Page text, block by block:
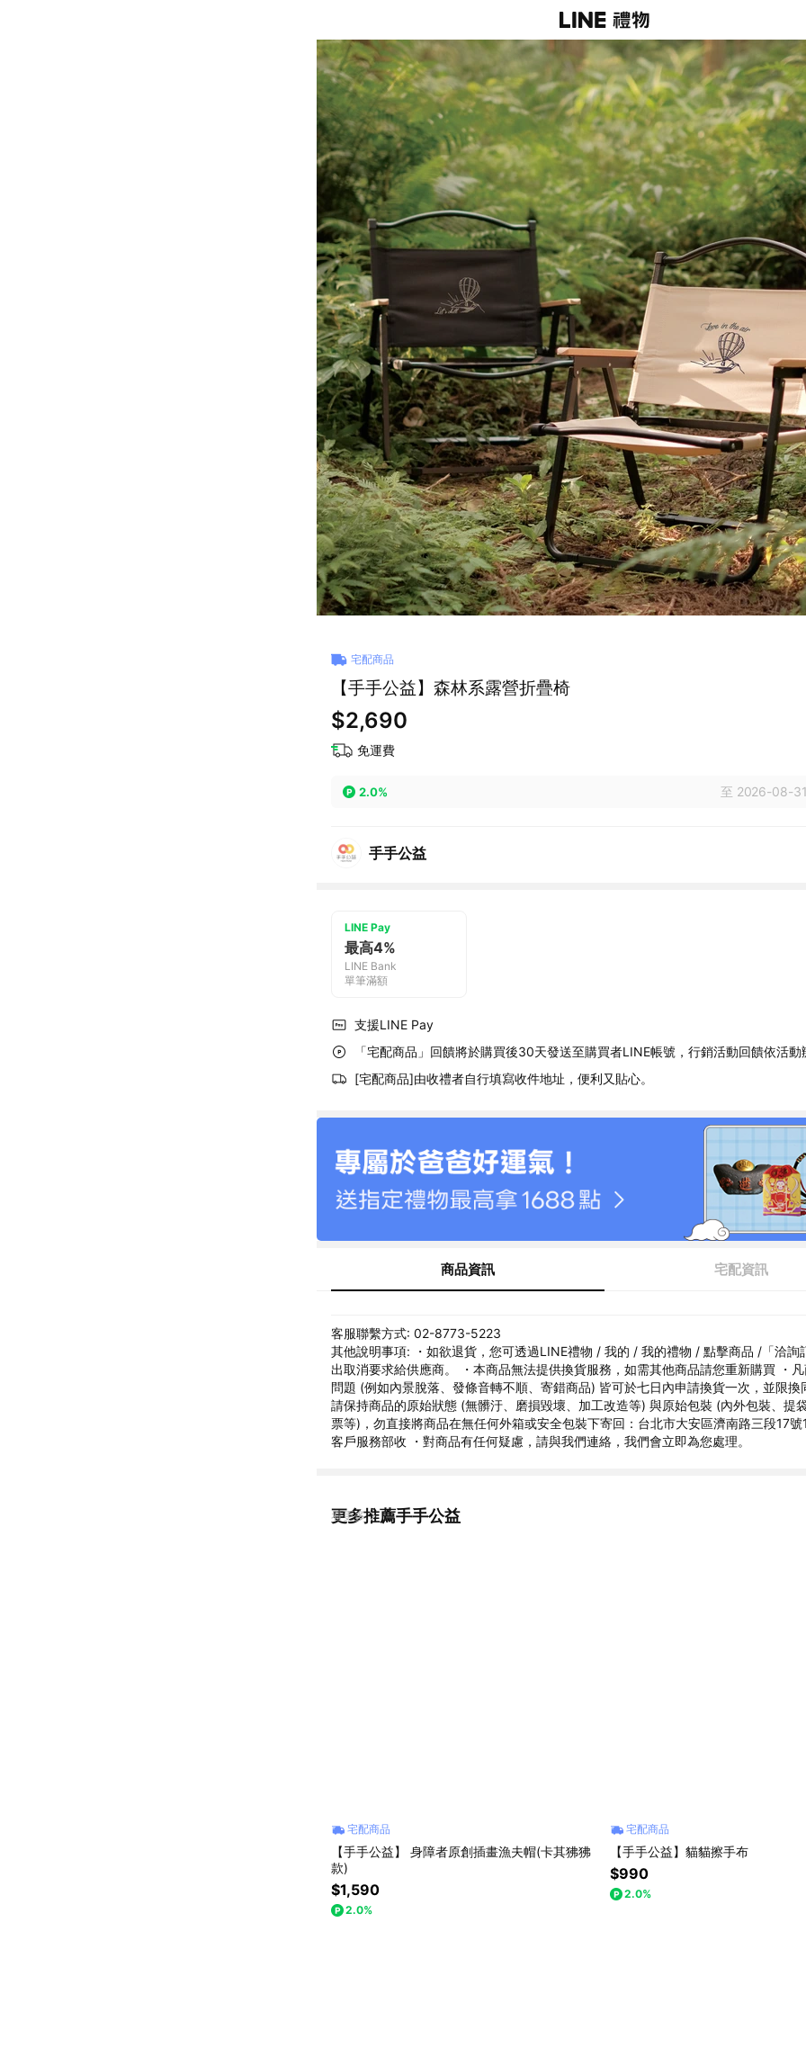
宅配商品
【手手公益】森林系露營折疊椅
$2,690
免運費
2.0% 至 2026-08-
手手公益
LINE Pay
最高4%
LINE Bank
單筆滿額
支援LINE Pay
「宅配商品」回饋將於購買後30天發送至購買者LINE帳號，行銷活動回饋依活動
[宅配商品]由收禮者自行填寫收件地址，便利又貼心。
商品資訊 宅配資訊
客服聯繫方式: 02-8773-5223
其他說明事項: ・如欲退貨，您可透過LINE禮物 / 我的 / 我的禮物 / 點擊商品 /「洽詢
出取消要求給供應商。 ・本商品無法提供換貨服務，如需其他商品請您重新購買 ・
問題 (例如內景脫落、發條音轉不順、寄錯商品) 皆可於七日內申請換貨一次，並限換
請保持商品的原始狀態 (無髒汙、磨損毀壞、加工改造等) 與原始包裝 (內外包裝、提
票等)，勿直接將商品在無任何外箱或安全包裝下寄回：台北市大安區濟南路三段17號
客戶服務部收 ・對商品有任何疑慮，請與我們連絡，我們會立即為您處理。
更多推薦手手公益
看更多
宅配商品
【手手公益】 身障者原創插畫漁夫帽(卡其狒狒
款)
$1,590
2.0%
宅配商品
【手手公益】貓貓擦手布
$990
2.0%